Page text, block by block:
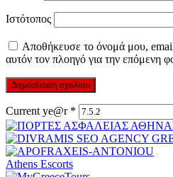
Ιστότοπος
Αποθήκευσε το όνομά μου,
αυτόν τον πλοηγό για την επόμενη
Current ye@r *
Athens Escorts